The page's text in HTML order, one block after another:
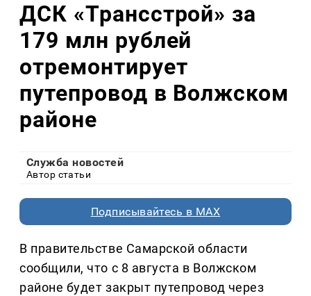
ДСК «Трансстрой» за
179 млн рублей
отремонтирует
путепровод в Волжском
районе
Служба новостей
Автор статьи
Подписывайтесь в MAX
В правительстве Самарской области
сообщили, что с 8 августа в Волжском
районе будет закрыт путепровод через